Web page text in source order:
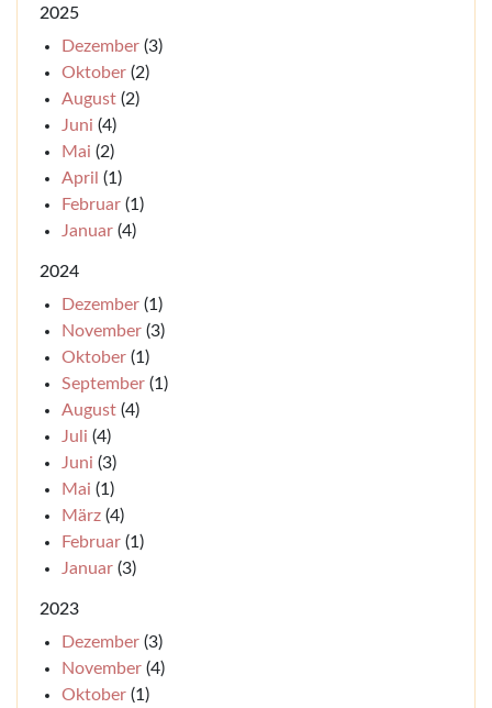
2025
Dezember (3)
Oktober (2)
August (2)
Juni (4)
Mai (2)
April (1)
Februar (1)
Januar (4)
2024
Dezember (1)
November (3)
Oktober (1)
September (1)
August (4)
Juli (4)
Juni (3)
Mai (1)
März (4)
Februar (1)
Januar (3)
2023
Dezember (3)
November (4)
Oktober (1)